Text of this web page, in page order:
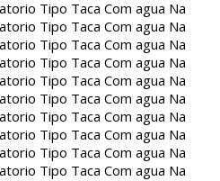
Tipo Taca Com agua Na
Tipo Taca Com agua Na
Tipo Taca Com agua Na
Tipo Taca Com agua Na
Tipo Taca Com agua Na
Tipo Taca Com agua Na
Tipo Taca Com agua Na
Tipo Taca Com agua Na
Tipo Taca Com agua Na
Tipo Taca Com agua Na